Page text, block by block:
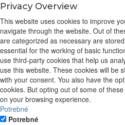
Privacy Overview
This website uses cookies to improve
navigate through the website. Out of
are categorized as necessary are
essential for the working of basic
use third-party cookies that help us
use this website. These cookies will be
with your consent. You also have the
cookies. But opting out of some of
on your browsing experience.
Potrebné
Potrebné